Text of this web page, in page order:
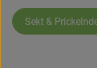
Sekt &